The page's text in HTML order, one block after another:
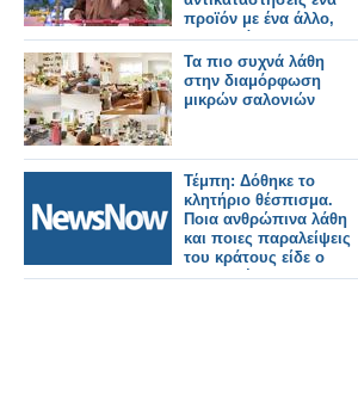
προϊόν με ένα άλλο,
δεν το κάνεις για να
βγει χειρότερο
Τα πιο συχνά λάθη
στην διαμόρφωση
μικρών σαλονιών
Τέμπη: Δόθηκε το
κλητήριο θέσπισμα.
Ποια ανθρώπινα λάθη
και ποιες παραλείψεις
του κράτους είδε ο
εσαγγελέας